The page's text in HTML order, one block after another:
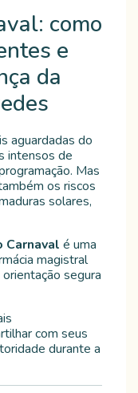
como
e
da
aguardadas do
intensos de
Mas
os riscos
solares,
Carnaval é uma
magistral
segura
com seus
durante a